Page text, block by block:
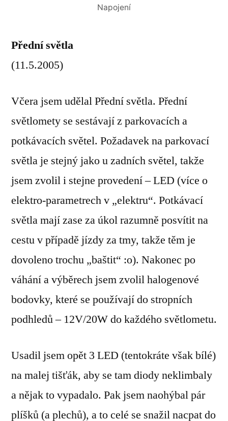
Napojení
Přední světla
(11.5.2005)
Včera jsem udělal Přední světla. Přední
světlomety se sestávají z parkovacích a
potkávacích světel. Požadavek na parkovací
světla je stejný jako u zadních světel, takže
jsem zvolil i stejne provedení – LED (více o
elektro-parametrech v „elektru“. Potkávací
světla mají zase za úkol razumně posvítit na
cestu v případě jízdy za tmy, takže těm je
dovoleno trochu „baštit“ :o). Nakonec po
váhání a výběrech jsem zvolil halogenové
bodovky, které se používají do stropních
podhledů – 12V/20W do každého světlometu.
Usadil jsem opět 3 LED (tentokráte však bílé)
na malej tišťák, aby se tam diody neklimbaly
a nějak to vypadalo. Pak jsem naohýbal pár
plíšků (a plechů), a to celé se snažil nacpat do